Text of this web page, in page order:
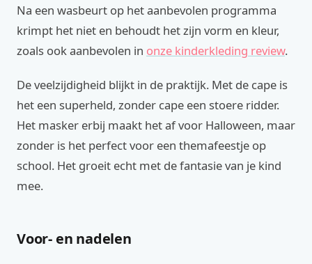
Na een wasbeurt op het aanbevolen programma
krimpt het niet en behoudt het zijn vorm en kleur,
zoals ook aanbevolen in onze kinderkleding review.
De veelzijdigheid blijkt in de praktijk. Met de cape is
het een superheld, zonder cape een stoere ridder.
Het masker erbij maakt het af voor Halloween, maar
zonder is het perfect voor een themafeestje op
school. Het groeit echt met de fantasie van je kind
mee.
Voor- en nadelen